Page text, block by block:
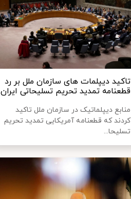
تاکید دیپلمات‌ های سازمان ملل بر رد
قطعنامه تمدید تحریم تسلیحاتی ایران
منابع دیپلماتیک در سازمان ملل تاکید
کردند که قطعنامه آمریکایی تمدید تحریم
تسلیحا...